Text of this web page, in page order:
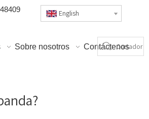
English
Sobre nosotros Contáctenos